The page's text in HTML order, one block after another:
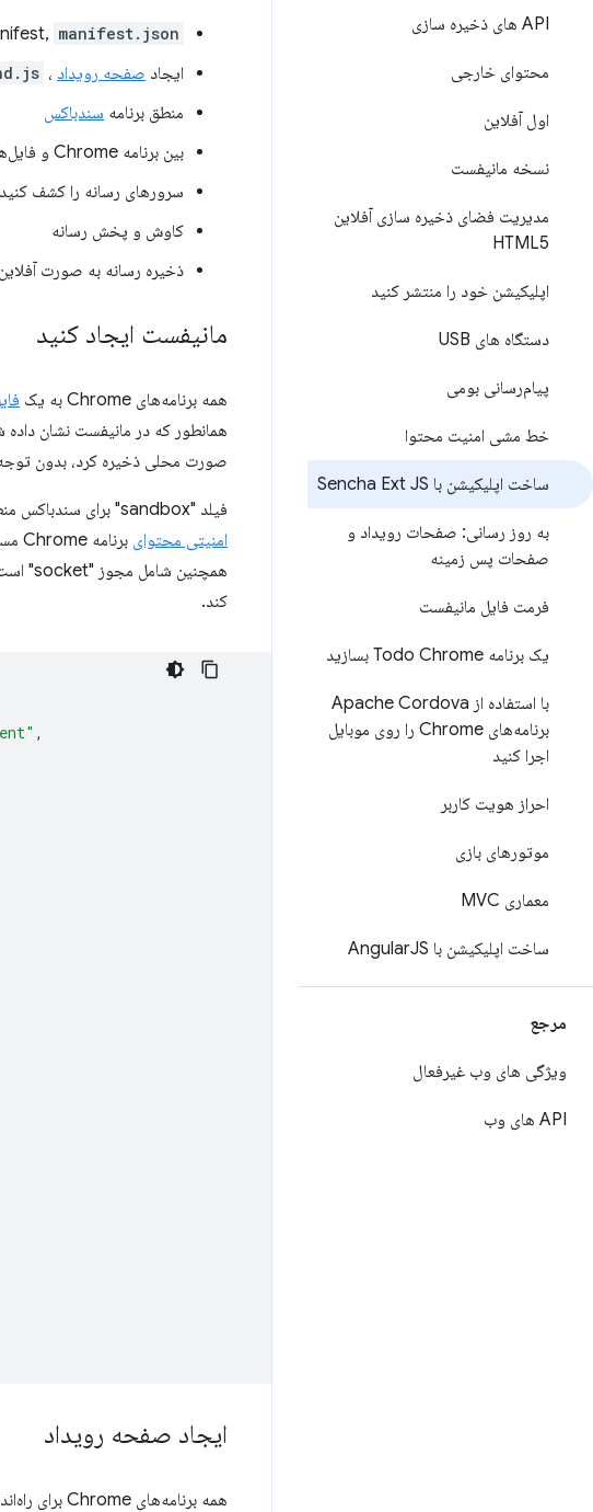
API های ذخیره سازی
محتوای خارجی
اول آفلاین
نسخه مانیفست
مدیریت فضای ذخیره سازی آفلاین
HTML5
اپلیکیشن خود را منتشر کنید
دستگاه های USB
پیام‌رسانی بومی
خط مشی امنیت محتوا
ساخت اپلیکیشن با Sencha Ext JS
به روز رسانی: صفحات رویداد و
صفحات پس زمینه
فرمت فایل مانیفست
یک برنامه Todo Chrome بسازید
با استفاده از Apache Cordova
برنامه‌های Chrome را روی موبایل
اجرا کنید
احراز هویت کاربر
موتورهای بازی
معماری MVC
ساخت اپلیکیشن با Angular JS
مرجع
ویژگی های وب غیرفعال
API های وب
manifest.json
ایجاد صفحه رویداد ،
منطق برنامه سندباکس
بین برنامه Chrome و فایل‌های جعبه ایمنی ارتباط برقرار کنید.
سرورهای رسانه را کشف کنید
کاوش و پخش رسانه
ذخیره رسانه به صورت آفلاین
مانیفست ایجاد کنید
همه برنامه‌های Chrome به یک
صورت محلی ذخیره کرد، بدون
فیلد "sandbox" برای سندباکس منطق اصلی برنامه در یک مبدا منحصر به فرد استفاده می شود. همه محتوای جعبه ایمنی از
امنیتی محتوای
همچنین شامل مجوز "socket" است. برنامه پخش کننده رسانه از
کند.
,
ایجاد صفحه رویداد
همه برنامه‌های Chrome برای راه‌اندازی برنامه